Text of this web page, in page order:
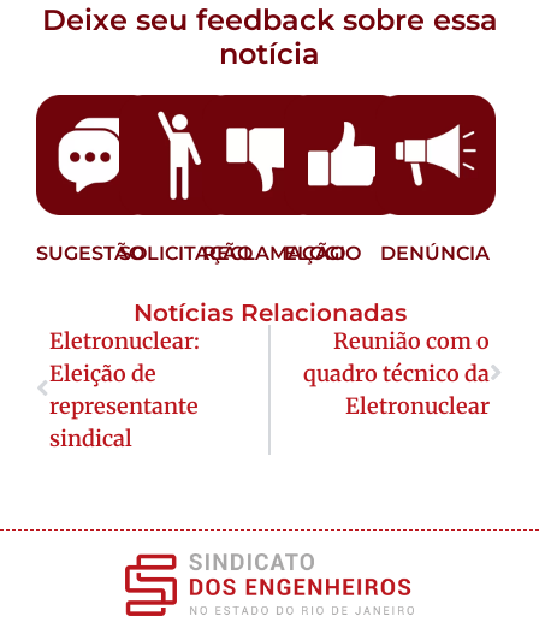
Deixe seu feedback sobre essa
notícia
SUGESTÃOSOLICITAÇÃORECLAMAÇÃO
ELOGIO DENÚNCIA
Notícias Relacionadas
Eletronuclear:
Eleição de
representante
sindical
Reunião com o
quadro técnico da
Eletronuclear